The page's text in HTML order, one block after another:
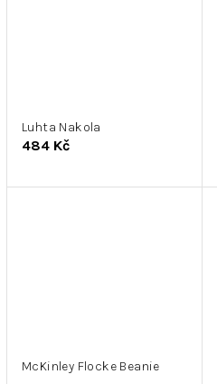
Luhta Nakola
484 Kč
McKinley Flocke Beanie